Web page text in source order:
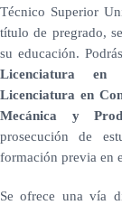
Técnico Superior
título de pregrado,
su educación.
Licenciatura en
Licenciatura en
Mecánica y
prosecución de
formación previa en
Se ofrece una vía